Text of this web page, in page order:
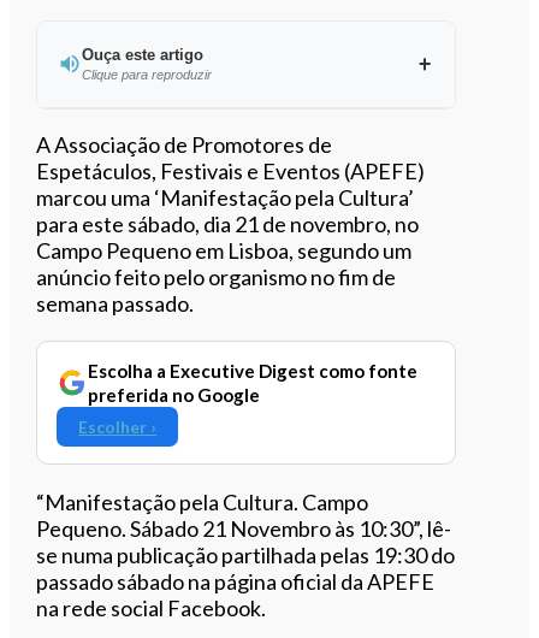
Ouça este artigo
Clique para reproduzir
Ouvir este artigo
A Associação de Promotores de
Espetáculos, Festivais e Eventos (APEFE)
marcou uma ‘Manifestação pela Cultura’
para este sábado, dia 21 de novembro, no
Campo Pequeno em Lisboa, segundo um
anúncio feito pelo organismo no fim de
semana passado.
Escolha a Executive Digest como fonte
preferida no Google
Escolher ›
“Manifestação pela Cultura. Campo
Pequeno. Sábado 21 Novembro às 10:30”, lê-
se numa publicação partilhada pelas 19:30 do
passado sábado na página oficial da APEFE
na rede social Facebook.